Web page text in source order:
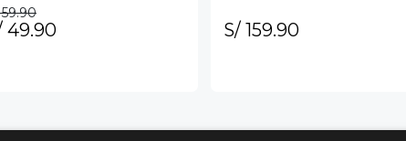
49.90 S/ 159.90